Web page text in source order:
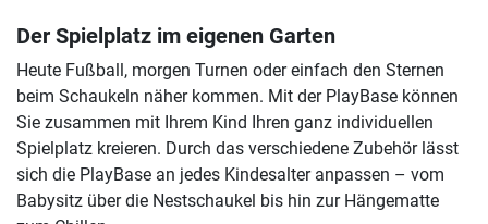
Der Spielplatz im eigenen Garten
Heute Fußball, morgen Turnen oder einfach den Sternen
beim Schaukeln näher kommen. Mit der PlayBase können
Sie zusammen mit Ihrem Kind Ihren ganz individuellen
Spielplatz kreieren. Durch das verschiedene Zubehör lässt
sich die PlayBase an jedes Kindesalter anpassen – vom
Babysitz über die Nestschaukel bis hin zur Hängematte